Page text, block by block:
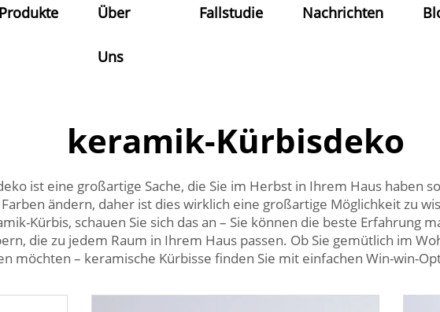
Produkte Über
Uns
Fallstudie Nachrichten
keramik-Kürbisdeko
ist eine großartige Sache, die Sie im Herbst in Ihrem Haus haben
ändern, daher ist dies wirklich eine großartige Möglichkeit zu
Kürbis, schauen Sie sich das an – Sie können die beste Erfahrung
die zu jedem Raum in Ihrem Haus passen. Ob Sie gemütlich im
möchten – keramische Kürbisse finden Sie mit einfachen Win-win-